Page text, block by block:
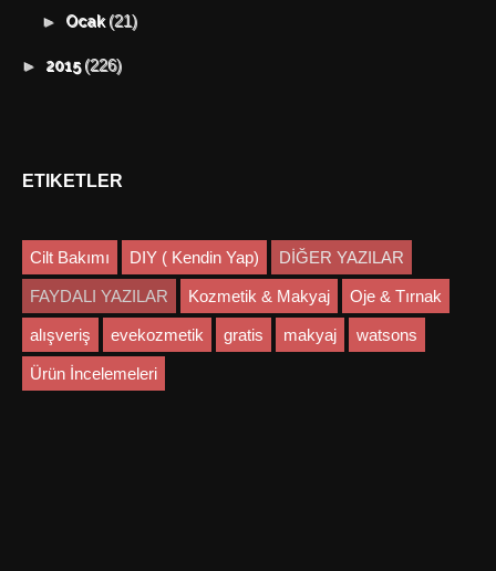
► Ocak(21)
► 2015(226)
ETIKETLER
Cilt Bakımı DIY ( Kendin Yap) DİĞER YAZILAR
FAYDALI YAZILAR Kozmetik & Makyaj Oje & Tırnak
alışveriş evekozmetik gratis makyaj watsons
Ürün İncelemeleri